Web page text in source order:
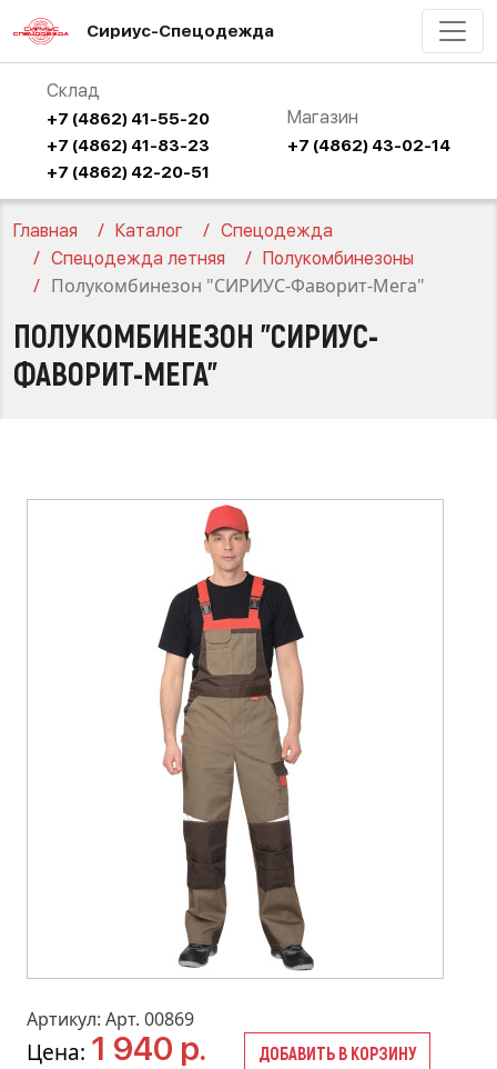
Сириус-Спецодежда
Склад
+7 (4862) 41-55-20
+7 (4862) 41-83-23
+7 (4862) 42-20-51
Магазин
+7 (4862) 43-02-14
Главная Каталог
Спецодежда
Спецодежда летняя
Полукомбинезоны
Полукомбинезон "СИРИУС-Фаворит-Мега"
ПОЛУКОМБИНЕЗОН "СИРИУС-
ФАВОРИТ-МЕГА"
Артикул: Арт. 00869
Цена: 1 940 р. ДОБАВИТЬ В КОРЗИНУ